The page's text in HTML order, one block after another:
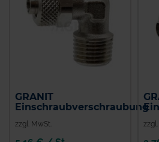
GRANIT
Einschraubverschraubung
zzgl. MwSt.